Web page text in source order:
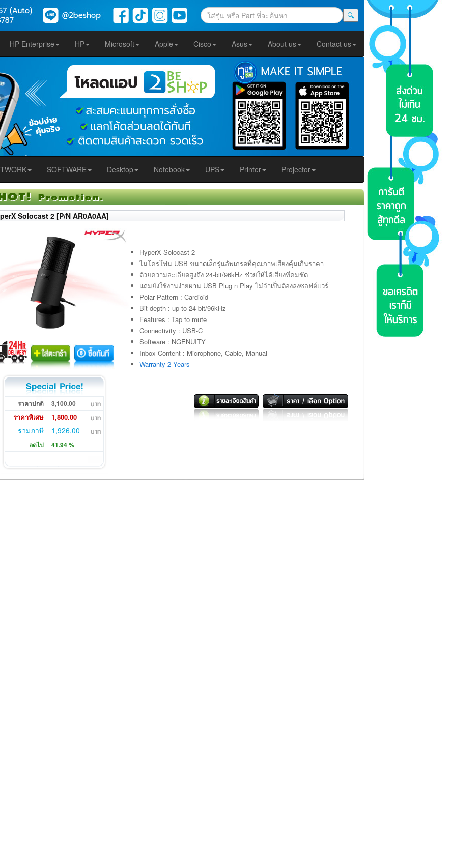
🔍
HP Enterprise HP Microsoft Apple Cisco Asus About us Contact us
SOFTWARE Desktop Notebook UPS Printer Projector
Solocast 2 [P/N AR0A0AA]
ราคาปกติ 3,100.00
ราคาพิเศษ 1,800.00
รวมภาษี 1,926.00
ลดไป 41.94 %
HyperX Solocast 2
ไมโครโฟน USB ขนาดเล็กรุ่นอัพเกรดที่คุณภาพเสียงคุ้มเกินราคา
ด้วยความละเอียดสูงถึง 24-bit/96kHz ช่วยให้ได้เสียงที่คมชัด
แถมยังใช้งานง่ายผ่าน USB Plug n Play ไม่จำเป็นต้องลงซอฟต์แวร์
Polar Pattern : Cardioid
Bit-depth : up to 24-bit/96kHz
Features : Tap to mute
Connectivity : USB-C
Software : NGENUITY
Inbox Content : Microphone, Cable, Manual
Warranty 2 Years